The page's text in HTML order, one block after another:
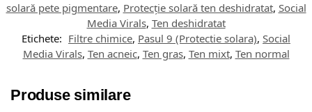
solară pete pigmentare, Protecție solară ten deshidratat, Social
Media Virals, Ten deshidratat
Etichete: Filtre chimice, Pasul 9 (Protectie solara), Social
Media Virals, Ten acneic, Ten gras, Ten mixt, Ten normal
Produse similare